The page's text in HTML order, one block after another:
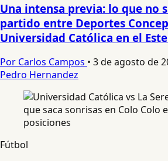
Una intensa previa: lo que no
partido entre Deportes
Universidad Católica en el
Por Carlos Campos • 3 de agosto de
Pedro Hernandez
Fútbol